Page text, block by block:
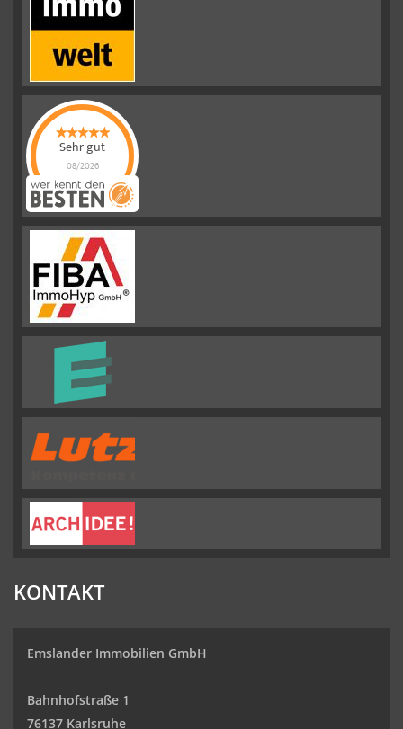
Sehr gut
08/2026
Emslander
Immobilien GMBH
hat4.88von5
Sternen |
292Emslander
Immobilien
GMBHBewertungen
auf
werkenntdenBESTEN.de
KONTAKT
Emslander Immobilien GmbH
Bahnhofstraße 1
76137 Karlsruhe